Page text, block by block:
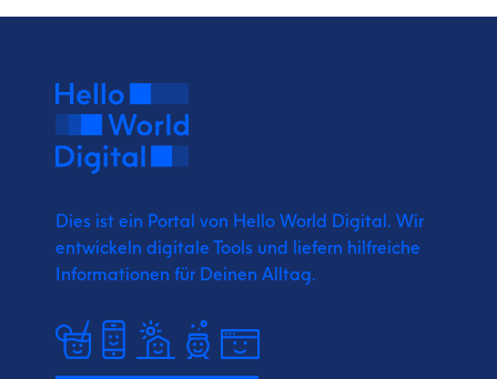
Dies ist ein Portal von Hello World Digital. Wir
entwickeln digitale Tools und liefern hilfreiche
Informationen für Deinen Alltag.